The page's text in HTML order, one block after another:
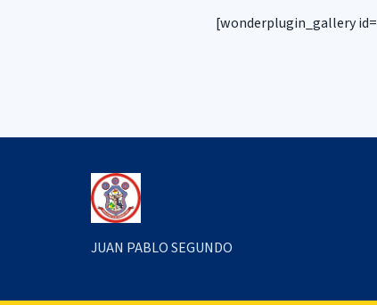
[wonderplugin_gallery
JUAN PABLO SEGUNDO